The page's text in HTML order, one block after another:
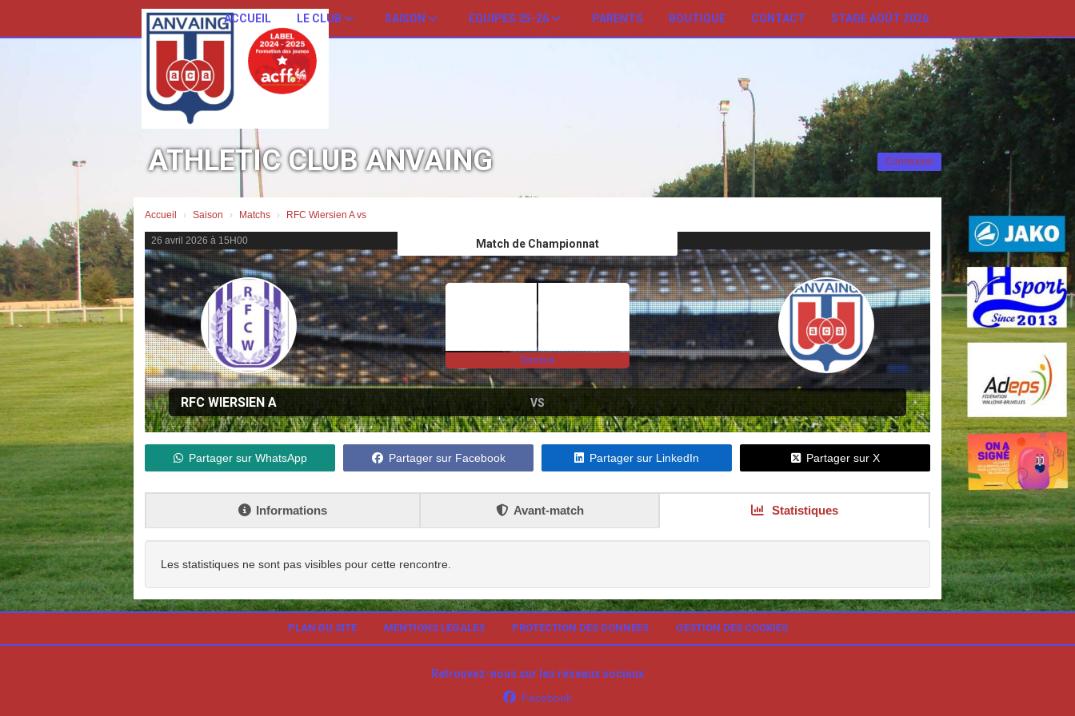
ACCUEIL LE CLUB SAISON EQUIPES 25-26 PARENTS BOUTIQUE CONTACT STAGE AOÛT 2026
Connexion
ATHLETIC CLUB ANVAING
Accueil Saison Matchs RFC Wiersien A vs
26 avril 2026 à 15H00 Match de Championnat
Terminé
RFC WIERSIEN A VS
Partager sur WhatsApp Partager sur Facebook Partager sur LinkedIn Partager sur X
Informations Avant-match Statistiques
Les statistiques ne sont pas visibles pour cette rencontre.
PLAN DU SITE MENTIONS LÉGALES PROTECTION DES DONNÉES GESTION DES COOKIES
Retrouvez-nous sur les réseaux sociaux
Facebook
Panneau de gestion des cookies